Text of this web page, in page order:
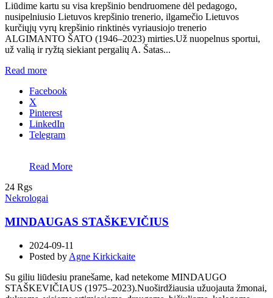
Liūdime kartu su visa krepšinio bendruomene dėl pedagogo,
nusipelniusio Lietuvos krepšinio trenerio, ilgamečio Lietuvos
kurčiųjų vyrų krepšinio rinktinės vyriausiojo trenerio
ALGIMANTO ŠATO (1946–2023) mirties.Už nuopelnus sportui,
už valią ir ryžtą siekiant pergalių A. Šatas...
Read more
Facebook
X
Pinterest
LinkedIn
Telegram
Read More
24 Rgs
Nekrologai
MINDAUGAS STAŠKEVIČIUS
2024-09-11
Posted by Agne Kirkickaite
Su giliu liūdesiu pranešame, kad netekome MINDAUGO
STAŠKEVIČIAUS (1975–2023).Nuoširdžiausia užuojauta žmonai,